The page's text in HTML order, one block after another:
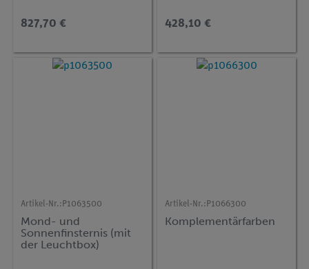
827,70 € 428,10 €
Artikel-Nr.: P1063500
Mond- und
Sonnenfinsternis (mit
der Leuchtbox)
Artikel-Nr.: P1066300
Komplementärfarben